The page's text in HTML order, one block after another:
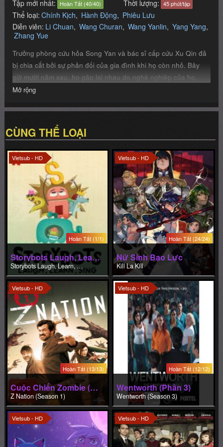
Tập mới nhất: Hoàn Tất (40/40) Thời lượng: 45 phút/tập
Thể loại: Chính Kịch, Hành Động, Phiêu Lưu
Diễn viên: Li Chuan Wang Churan Wang Yanlin Yang Yang
Zhang Yue
Trưởng phòng cứu hỏa Song Yan và bác sĩ cấp cứu Xu Qin đã
bị chia cắt bởi sự phản đối của gia đình khi họ còn nhỏ. Bây
giờ mười năm sau, họ gặp lại nhau do nghề nghiệp của họ.
Sau khi trải qua sự sống và cái chết cùng nhau, họ tìm cách
thừa nhận sự trưởng thành cá nhân của nhau sau nhiều năm
xa cách, nhưng liệu họ có thể vượt qua những trở ngại trên con
đường lần này để ở bên nhau không?
Mở rộng
CÙNG THỂ LOẠI
Vietsub - HD
Hoàn Tất (1/1)
Storybots Laugh, Learn, Sing (Phần 1)
Storybots Laugh, Learn, Sing (Season 1)
Vietsub - HD
Hoàn Tất (24/24)
Nữ Sinh Bạo Lực
Kill La Kill
Vietsub - HD
Hoàn Tất (13/13)
Cuộc Chiến Zombie (Phần 1)
Z Nation (Season 1)
Vietsub - HD
Hoàn Tất (12/12)
Wentworth (Phần 3)
Wentworth (Season 3)
Vietsub - HD Vietsub - HD